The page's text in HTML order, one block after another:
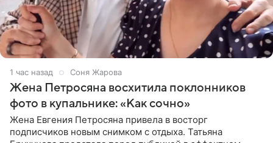
1 час назад Соня Жарова
Жена Петросяна восхитила поклонников
фото в купальнике: «Как сочно»
Жена Евгения Петросяна привела в восторг
подписчиков новым снимком с отдыха. Татьяна